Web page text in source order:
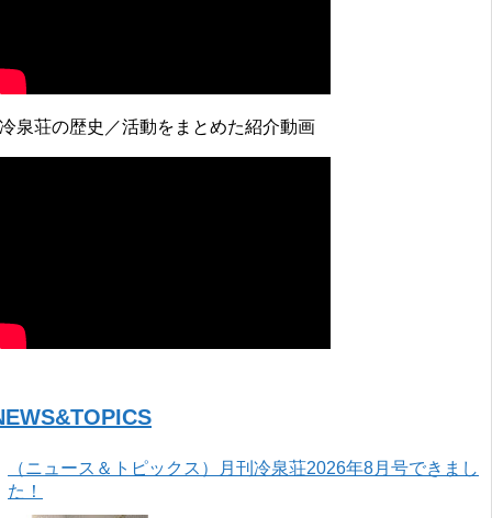
泉荘の歴史／活動をまとめた紹介動画
（ニュース＆トピックス）月刊冷泉荘2026年8月号できまし
た！